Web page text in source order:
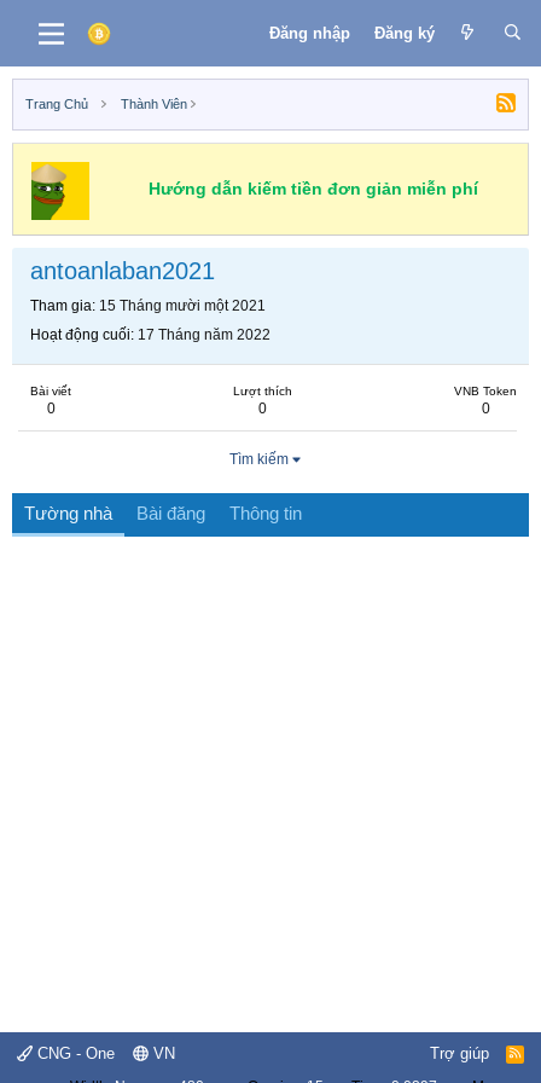
Đăng nhập Đăng ký
Trang Chủ Thành Viên
Hướng dẫn kiếm tiền đơn giản miễn phí
antoanlaban2021
Tham gia 15 Tháng mười một 2021
Hoạt động cuối 17 Tháng năm 2022
Bài viết
0
Lượt thích
0
VNB Token
0
Tìm kiếm
Tường nhà Bài đăng Thông tin
CNG - One VN Trợ giúp
R